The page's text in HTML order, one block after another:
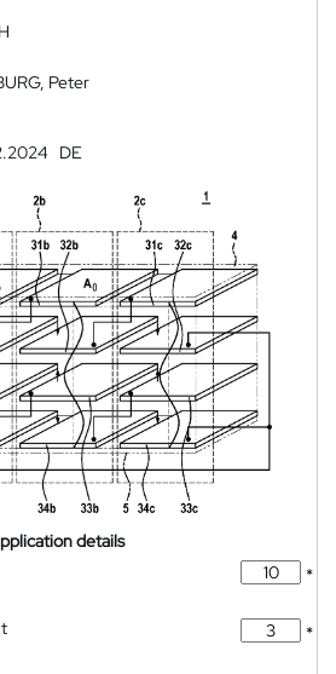
Peter
DE
details
*
*